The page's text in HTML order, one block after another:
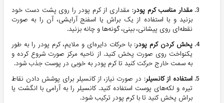
مقدار مناسب کرم پودر: مقداری از کرم پودر را روی پشت دست خود
بزنید و با استفاده از یک براش یا اسفنج آرایشی، آن را به صورت
نقطه‌ای روی پیشانی، بینی، گونه‌ها و چانه بزنید.
پخش کردن کرم پودر: با حرکات دایره‌ای و ملایم، کرم پودر را به طور
یکنواخت روی صورت پخش کنید. از ناحیه مرکز صورت شروع کرده و
به سمت خارج حرکت کنید تا کرم پودر به خوبی در پوست جذب شود.
استفاده از کانسیلر: در صورت نیاز، از کانسیلر برای پوشش دادن نقاط
تیره و لکه‌های پوست استفاده کنید. کانسیلر را به آرامی با انگشت یا
براش پخش کنید تا با کرم پودر ترکیب شود.